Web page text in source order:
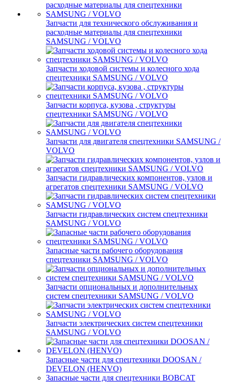
Запчасти для технического обслуживания и
расходные материалы для спецтехники
SAMSUNG / VOLVO
Запчасти ходовой системы и колесного хода
спецтехники SAMSUNG / VOLVO
Запчасти корпуса, кузова , структуры
спецтехники SAMSUNG / VOLVO
Запчасти для двигателя спецтехники SAMSUNG /
VOLVO
Запчасти гидравлических компонентов, узлов и
агрегатов спецтехники SAMSUNG / VOLVO
Запчасти гидравлических систем спецтехники
SAMSUNG / VOLVO
Запасные части рабочего оборудования
спецтехники SAMSUNG / VOLVO
Запчасти опциональных и дополнительных
систем спецтехники SAMSUNG / VOLVO
Запчасти электрических систем спецтехники
SAMSUNG / VOLVO
Запасные части для спецтехники DOOSAN /
DEVELON (HENVO)
Запасные части для спецтехники BOBCAT